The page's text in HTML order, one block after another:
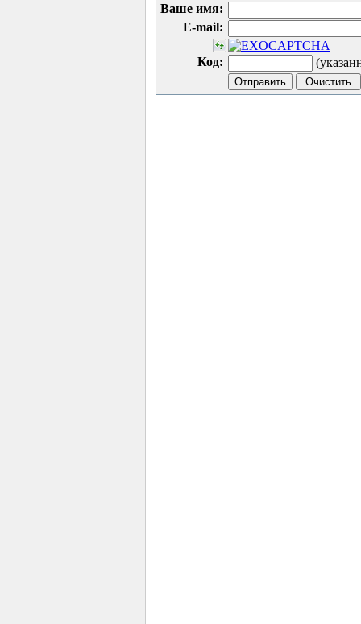
Ваше имя:
E-mail:
Код: